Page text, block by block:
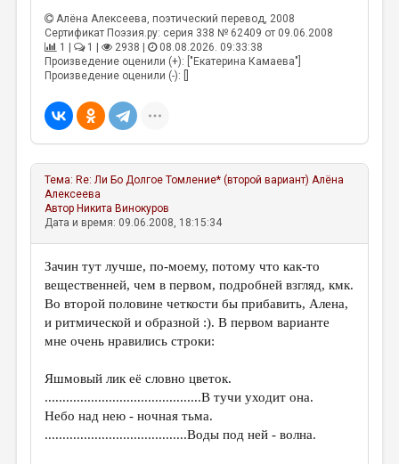
Алёна Алексеева, поэтический перевод, 2008
Сертификат Поэзия.ру: серия 338 № 62409 от 09.06.2008
1 |
1 | 2938 |
08.08.2026. 09:33:38
Произведение оценили (+): ["Екатерина Камаева"]
Произведение оценили (-): []
Тема: Re: Ли Бо Долгое Томление* (второй вариант) Алёна
Алексеева
Автор Никита Винокуров
Дата и время: 09.06.2008, 18:15:34
Зачин тут лучше, по-моему, потому что как-то
вещественней, чем в первом, подробней взгляд, кмк.
Во второй половине четкости бы прибавить, Алена,
и ритмической и образной :). В первом варианте
мне очень нравились строки:
Яшмовый лик её словно цветок.
............................................В тучи уходит она.
Небо над нею - ночная тьма.
........................................Воды под ней - волна.